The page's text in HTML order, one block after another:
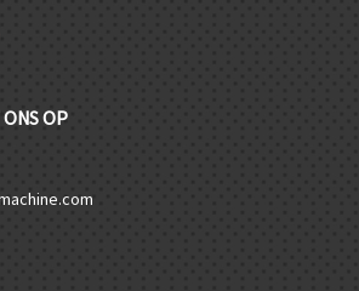
OP